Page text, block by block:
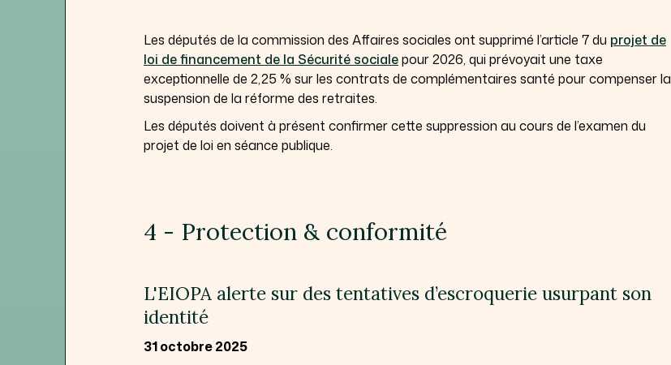
Les députés de la commission des Affaires sociales ont supprimé l’article 7 du projet de
loi de financement de la Sécurité socialepour 2026, qui prévoyait une taxe
exceptionnelle de 2,25 % sur les contrats de complémentaires santé pour compenser la
suspension de la réforme des retraites.
Les députés doivent à présent confirmer cette suppression au cours de l’examen du
projet de loi en séance publique.
4 - Protection & conformité
L'EIOPA alerte sur des tentatives d’escroquerie usurpant son
identité
31 octobre 2025